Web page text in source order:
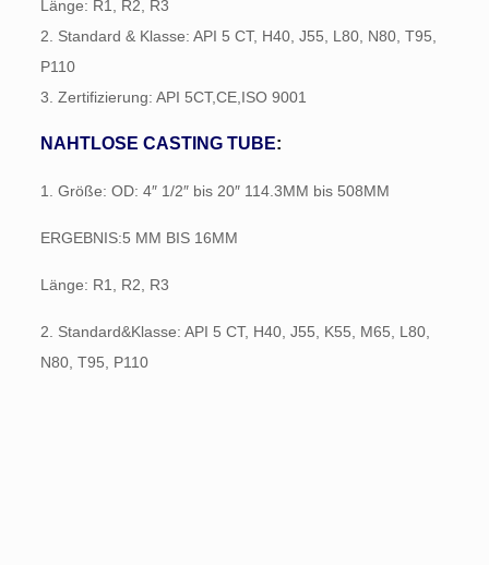
Länge: R1, R2, R3
2. Standard & Klasse: API 5 CT, H40, J55, L80, N80, T95,
P110
3. Zertifizierung: API 5CT,CE,ISO 9001
NAHTLOSE CASTING TUBE:
1. Größe: OD: 4″ 1/2″ bis 20″ 114.3MM bis 508MM
ERGEBNIS:5 MM BIS 16MM
Länge: R1, R2, R3
2. Standard&Klasse: API 5 CT, H40, J55, K55, M65, L80,
N80, T95, P110